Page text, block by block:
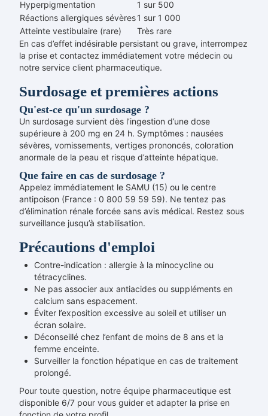
Hyperpigmentation
1 sur 500
Réactions allergiques sévères1 sur 1 000
Atteinte vestibulaire (rare)
Très rare
En cas d’effet indésirable persistant ou grave, interrompez
la prise et contactez immédiatement votre médecin ou
notre service client pharmaceutique.
Surdosage et premières actions
Qu'est-ce qu'un surdosage ?
Un surdosage survient dès l’ingestion d’une dose
supérieure à 200 mg en 24 h. Symptômes : nausées
sévères, vomissements, vertiges prononcés, coloration
anormale de la peau et risque d’atteinte hépatique.
Que faire en cas de surdosage ?
Appelez immédiatement le SAMU (15) ou le centre
antipoison (France : 0 800 59 59 59). Ne tentez pas
d’élimination rénale forcée sans avis médical. Restez sous
surveillance jusqu’à stabilisation.
Précautions d'emploi
Contre-indication : allergie à la minocycline ou
tétracyclines.
Ne pas associer aux antiacides ou suppléments en
calcium sans espacement.
Éviter l’exposition excessive au soleil et utiliser un
écran solaire.
Déconseillé chez l’enfant de moins de 8 ans et la
femme enceinte.
Surveiller la fonction hépatique en cas de traitement
prolongé.
Pour toute question, notre équipe pharmaceutique est
disponible 6/7 pour vous guider et adapter la prise en